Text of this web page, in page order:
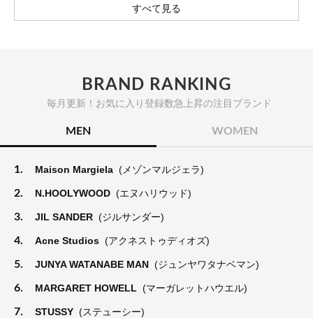
すべて見る
BRAND RANKING
毎月更新！お気に入り登録数急上昇の注目ブランド
MEN WOMEN
1. Maison Margiela (メゾンマルジェラ)
2. N.HOOLYWOOD (エヌハリウッド)
3. JIL SANDER (ジルサンダー)
4. Acne Studios (アクネストゥディオズ)
5. JUNYA WATANABE MAN (ジュンヤワタナベマン)
6. MARGARET HOWELL (マーガレットハウエル)
7. STUSSY (ステューシー)